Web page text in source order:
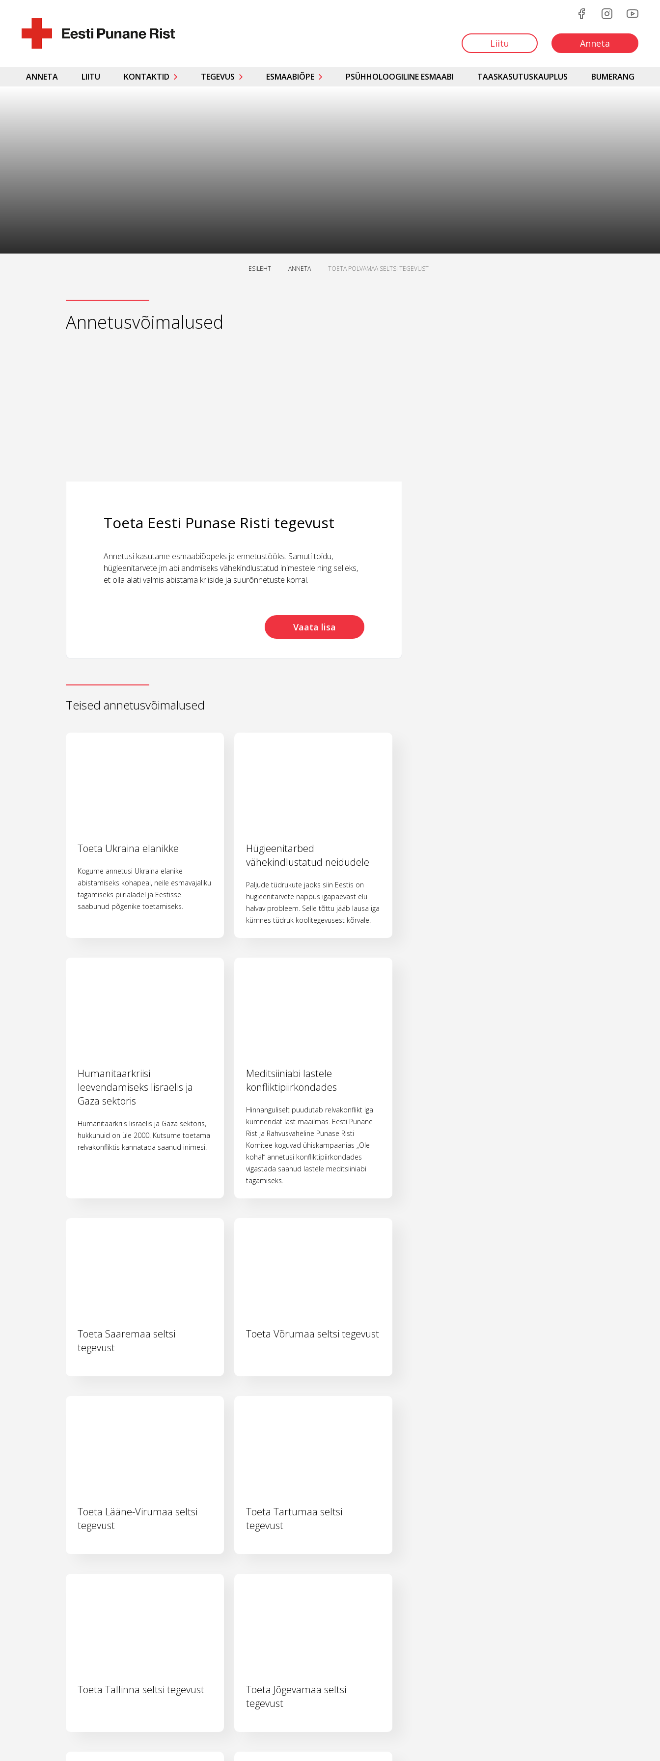
Liitu Anneta
ANNETA LIITU KONTAKTID TEGEVUS ESMAABIÕPE PSÜHHOLOOGILINE ESMAABI TAASKASUTUSKAUPLUS BUMERANG
ESILEHT ANNETA TOETA POLVAMAA SELTSI TEGEVUST
Annetusvõimalused
Toeta Eesti Punase Risti tegevust
Annetusi kasutame esmaabiõppeks ja ennetustööks. Samuti toidu,
hügieenitarvete jm abi andmiseks vähekindlustatud inimestele ning selleks,
et olla alati valmis abistama kriiside ja suurõnnetuste korral.
Vaata lisa
Teised annetusvõimalused
Toeta Ukraina elanikke
Kogume annetusi Ukraina elanike
abistamiseks kohapeal, neile esmavajaliku
tagamiseks piirialadel ja Eestisse
saabunud põgenike toetamiseks.
Hügieenitarbed
vähekindlustatud neidudele
Paljude tüdrukute jaoks siin Eestis on
hügieenitarvete nappus igapäevast elu
halvav probleem. Selle tõttu jääb lausa iga
kümnes tüdruk koolitegevusest kõrvale.
Humanitaarkriisi
leevendamiseks Iisraelis ja
Gaza sektoris
Humanitaarkriis Iisraelis ja Gaza sektoris,
hukkunuid on üle 2000. Kutsume toetama
relvakonfliktis kannatada saanud inimesi.
Meditsiiniabi lastele
konfliktipiirkondades
Hinnanguliselt puudutab relvakonflikt iga
kümnendat last maailmas. Eesti Punane
Rist ja Rahvusvaheline Punase Risti
Komitee koguvad ühiskampaanias „Ole
kohal“ annetusi konfliktipiirkondades
vigastada saanud lastele meditsiiniabi
tagamiseks.
Toeta Saaremaa seltsi
tegevust
Toeta Võrumaa seltsi tegevust
Toeta Lääne-Virumaa seltsi
tegevust
Toeta Tartumaa seltsi
tegevust
Toeta Tallinna seltsi tegevust
Toeta Jõgevamaa seltsi
tegevust